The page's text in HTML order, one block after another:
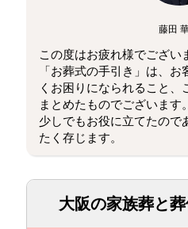
藤田
この度はお疲れ様でござい
「お葬式の手引き」は、
くお困りになられること、
まとめたものでございます。
少しでもお役に立てたので
たく存じます。
大阪の家族葬と